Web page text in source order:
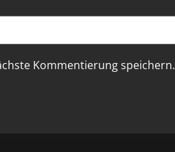
Kommentierung speichern.